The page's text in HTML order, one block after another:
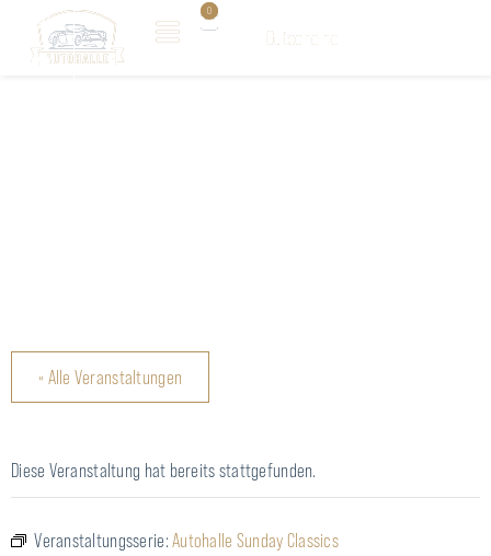
0
Gutscheine
0
Gutscheine
« Alle Veranstaltungen
Diese Veranstaltung hat bereits stattgefunden.
Veranstaltungsserie:Autohalle Sunday Classics